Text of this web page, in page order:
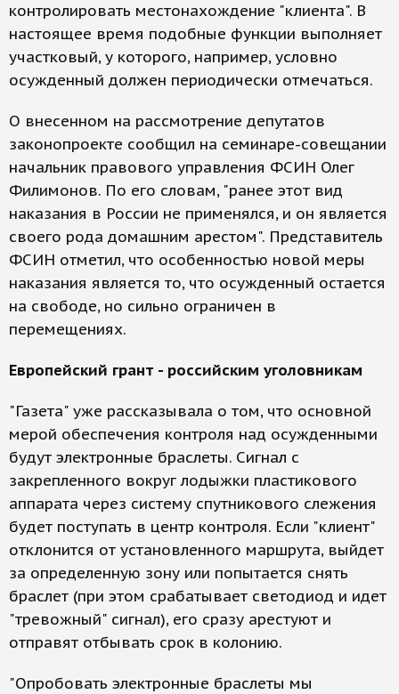
контролировать местонахождение "клиента". В
настоящее время подобные функции выполняет
участковый, у которого, например, условно
осужденный должен периодически отмечаться.
О внесенном на рассмотрение депутатов
законопроекте сообщил на семинаре-совещании
начальник правового управления ФСИН Олег
Филимонов. По его словам, "ранее этот вид
наказания в России не применялся, и он является
своего рода домашним арестом". Представитель
ФСИН отметил, что особенностью новой меры
наказания является то, что осужденный остается
на свободе, но сильно ограничен в
перемещениях.
Европейский грант - российским уголовникам
"Газета" уже рассказывала о том, что основной
мерой обеспечения контроля над осужденными
будут электронные браслеты. Сигнал с
закрепленного вокруг лодыжки пластикового
аппарата через систему спутникового слежения
будет поступать в центр контроля. Если "клиент"
отклонится от установленного маршрута, выйдет
за определенную зону или попытается снять
браслет (при этом срабатывает светодиод и идет
"тревожный" сигнал), его сразу арестуют и
отправят отбывать срок в колонию.
"Опробовать электронные браслеты мы